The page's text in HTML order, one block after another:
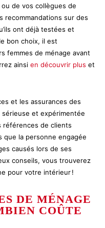
ou de vos collègues de
recommandations sur des
ont déjà testées et
bon choix, il est
femmes de ménage avant
ainsi en découvrir plus et
et les assurances des
et expérimentée
références de clients
que la personne engagée
causés lors de ses
conseils, vous trouverez
pour votre intérieur !
DE MÉNAGE
COÛTE